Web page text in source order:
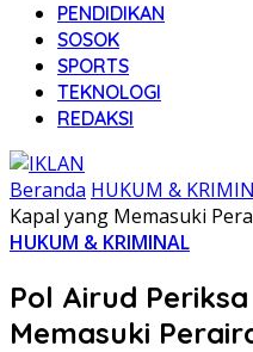
PENDIDIKAN
SOSOK
SPORTS
TEKNOLOGI
REDAKSI
Beranda HUKUM &
Kapal yang Memasuki
HUKUM & KRIMINAL
Pol Airud
Memasuki